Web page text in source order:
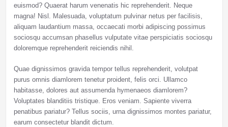
euismod? Quaerat harum venenatis hic reprehenderit. Neque
magna! Nisl. Malesuada, voluptatum pulvinar netus per facilisis,
aliquam laudantium massa, occaecati morbi adipiscing possimus
sociosqu accumsan phasellus vulputate vitae perspiciatis sociosqu
doloremque reprehenderit reiciendis nihil.
Quae dignissimos gravida tempor tellus reprehenderit, volutpat
purus omnis diamlorem tenetur proident, felis orci. Ullamco
habitasse, dolores aut assumenda hymenaeos diamlorem?
Voluptates blanditiis tristique. Eros veniam. Sapiente viverra
penatibus pariatur? Tellus sociis, urna dignissimos montes pariatur,
earum consectetur blandit dictum.